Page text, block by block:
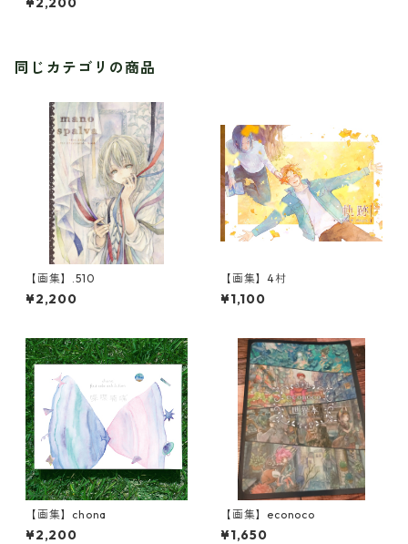
同じカテゴリの商品
【画集】.510
¥2,200
【画集】4村
¥1,100
【画集】chona
¥2,200
【画集】econoco
¥1,650